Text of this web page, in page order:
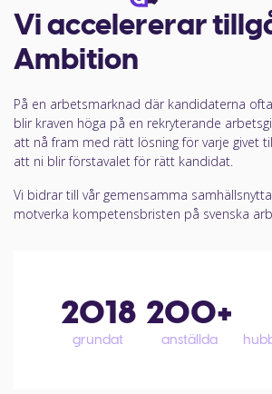
Vi accelererar
Ambition
På en arbetsmarknad där kandidaterna
blir kraven höga på en rekryterande
att nå fram med rätt lösning för varje givet
att ni blir förstavalet för rätt kandidat.
Vi bidrar till vår gemensamma
motverka kompetensbristen på svenska
2018
grundat
200+
anställda